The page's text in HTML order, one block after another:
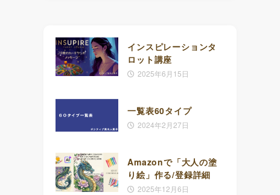
インスピレーションタ
ロット講座
2025年6月15日
一覧表60タイプ
2024年2月27日
Amazonで「大人の塗
り絵」作る/登録詳細
2025年12月6日